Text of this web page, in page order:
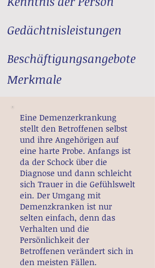
Gedächtnisleistungen
Beschäftigungsangebote
Merkmale
Eine Demenzerkrankung
stellt den Betroffenen selbst
und ihre Angehörigen auf
eine harte Probe. Anfangs ist
da der Schock über die
Diagnose und dann schleicht
sich Trauer in die Gefühlswelt
ein. Der Umgang mit
Demenzkranken ist nur
selten einfach, denn das
Verhalten und die
Persönlichkeit der
Betroffenen verändert sich in
den meisten Fällen.